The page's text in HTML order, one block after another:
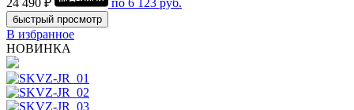
24 490 ₽
по 6 123 руб.
быстрый просмотр
В избранное
НОВИНКА